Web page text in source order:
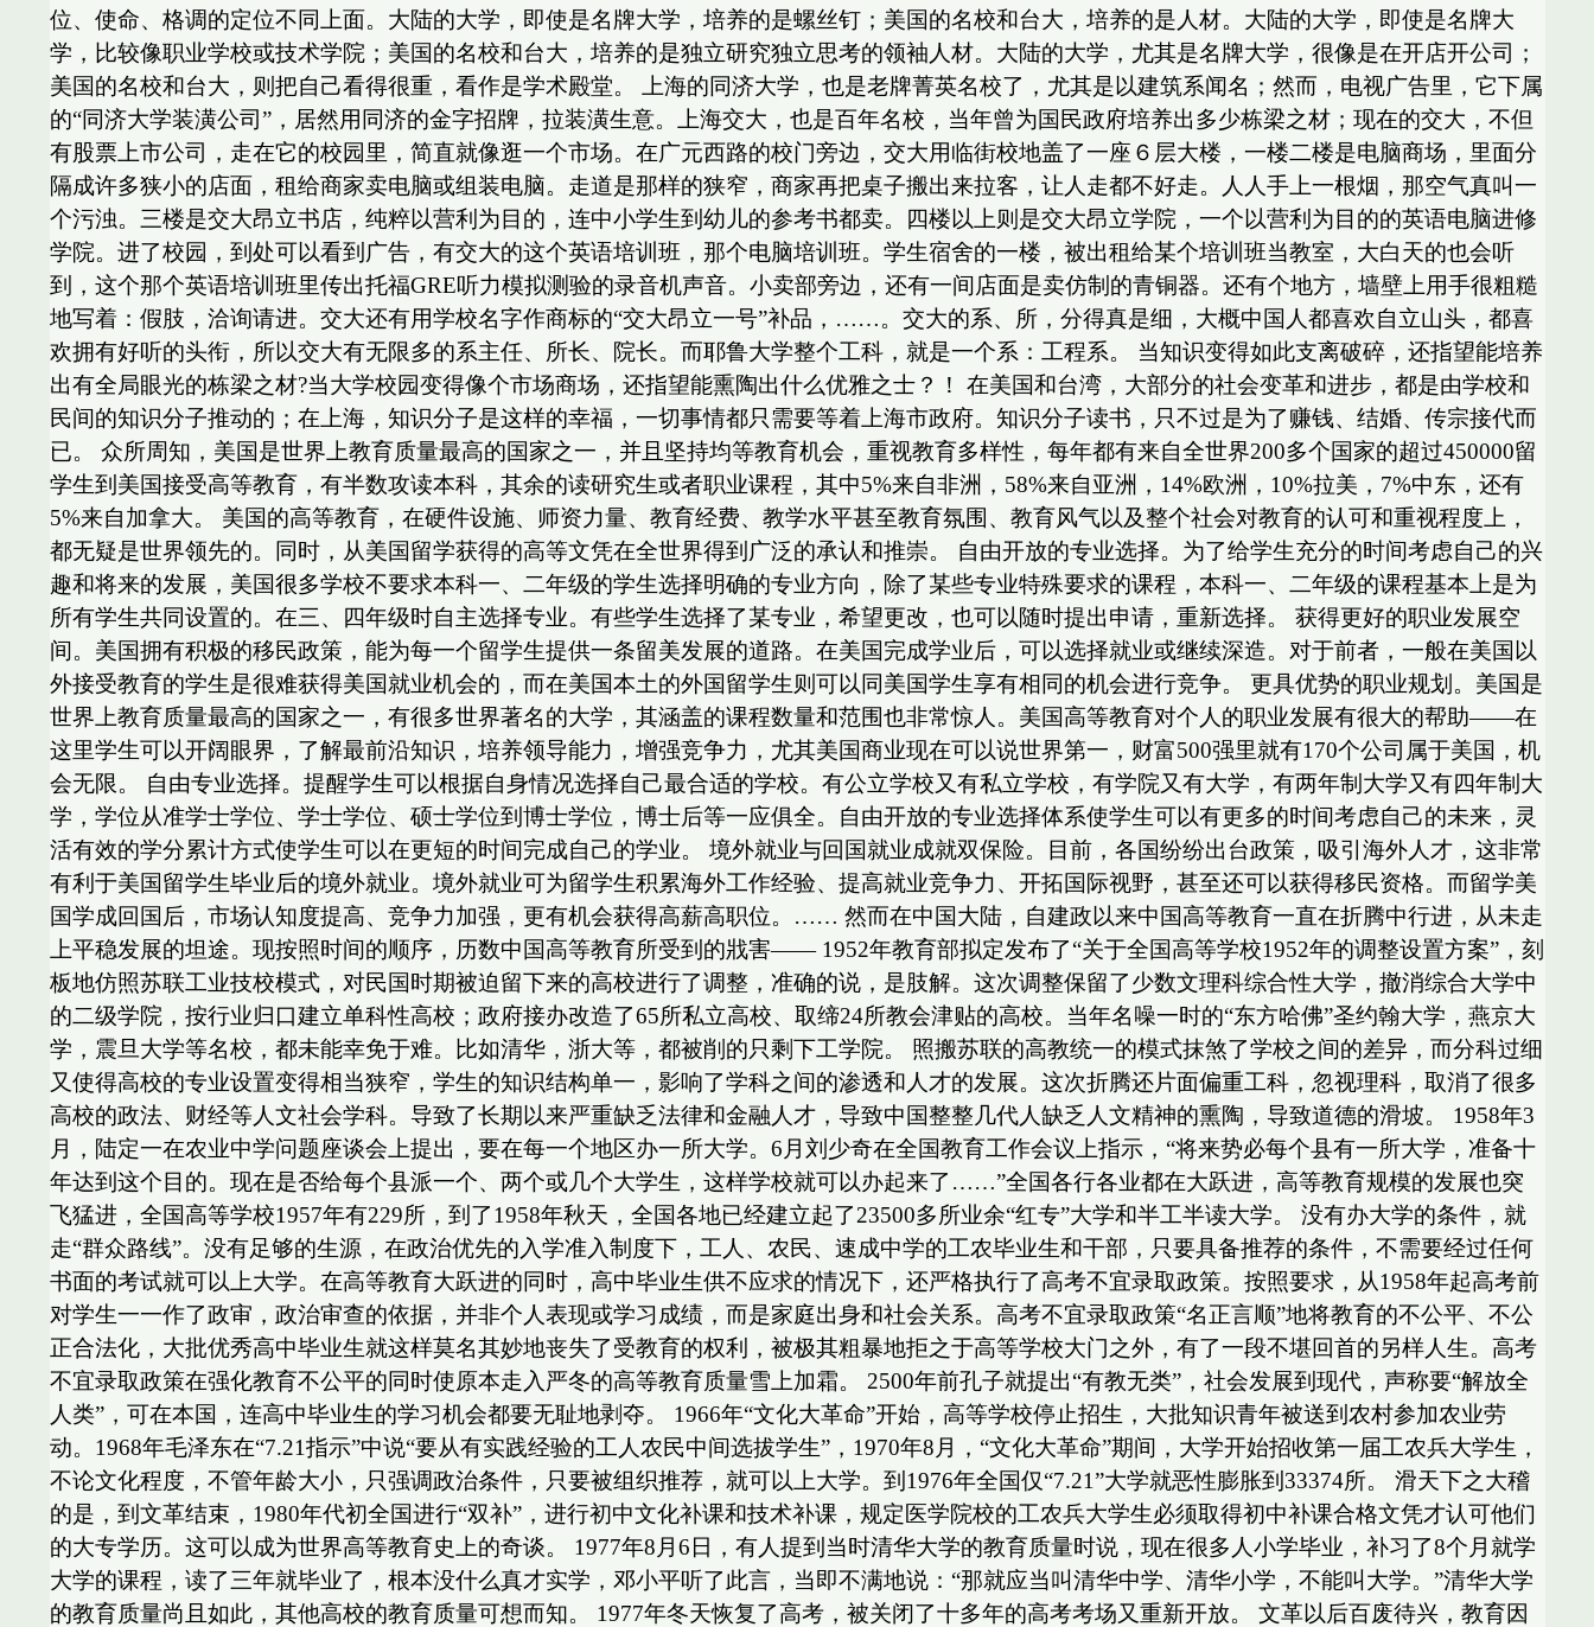
位、使命、格调的定位不同上面。大陆的大学，即使是名牌大学，培养的是螺丝钉；美国的名校和台大，培养的是人材。大陆的大学，即使是名牌大
学，比较像职业学校或技术学院；美国的名校和台大，培养的是独立研究独立思考的领袖人材。大陆的大学，尤其是名牌大学，很像是在开店开公司；
美国的名校和台大，则把自己看得很重，看作是学术殿堂。 上海的同济大学，也是老牌菁英名校了，尤其是以建筑系闻名；然而，电视广告里，它下属
的“同济大学装潢公司”，居然用同济的金字招牌，拉装潢生意。上海交大，也是百年名校，当年曾为国民政府培养出多少栋梁之材；现在的交大，不但
有股票上市公司，走在它的校园里，简直就像逛一个市场。在广元西路的校门旁边，交大用临街校地盖了一座６层大楼，一楼二楼是电脑商场，里面分
隔成许多狭小的店面，租给商家卖电脑或组装电脑。走道是那样的狭窄，商家再把桌子搬出来拉客，让人走都不好走。人人手上一根烟，那空气真叫一
个污浊。三楼是交大昂立书店，纯粹以营利为目的，连中小学生到幼儿的参考书都卖。四楼以上则是交大昂立学院，一个以营利为目的的英语电脑进修
学院。进了校园，到处可以看到广告，有交大的这个英语培训班，那个电脑培训班。学生宿舍的一楼，被出租给某个培训班当教室，大白天的也会听
到，这个那个英语培训班里传出托福GRE听力模拟测验的录音机声音。小卖部旁边，还有一间店面是卖仿制的青铜器。还有个地方，墙壁上用手很粗糙
地写着：假肢，洽询请进。交大还有用学校名字作商标的“交大昂立一号”补品，……。交大的系、所，分得真是细，大概中国人都喜欢自立山头，都喜
欢拥有好听的头衔，所以交大有无限多的系主任、所长、院长。而耶鲁大学整个工科，就是一个系：工程系。 当知识变得如此支离破碎，还指望能培养
出有全局眼光的栋梁之材?当大学校园变得像个市场商场，还指望能熏陶出什么优雅之士？！ 在美国和台湾，大部分的社会变革和进步，都是由学校和
民间的知识分子推动的；在上海，知识分子是这样的幸福，一切事情都只需要等着上海市政府。知识分子读书，只不过是为了赚钱、结婚、传宗接代而
已。 众所周知，美国是世界上教育质量最高的国家之一，并且坚持均等教育机会，重视教育多样性，每年都有来自全世界200多个国家的超过450000留
学生到美国接受高等教育，有半数攻读本科，其余的读研究生或者职业课程，其中5%来自非洲，58%来自亚洲，14%欧洲，10%拉美，7%中东，还有
5%来自加拿大。 美国的高等教育，在硬件设施、师资力量、教育经费、教学水平甚至教育氛围、教育风气以及整个社会对教育的认可和重视程度上，
都无疑是世界领先的。同时，从美国留学获得的高等文凭在全世界得到广泛的承认和推崇。 自由开放的专业选择。为了给学生充分的时间考虑自己的兴
趣和将来的发展，美国很多学校不要求本科一、二年级的学生选择明确的专业方向，除了某些专业特殊要求的课程，本科一、二年级的课程基本上是为
所有学生共同设置的。在三、四年级时自主选择专业。有些学生选择了某专业，希望更改，也可以随时提出申请，重新选择。 获得更好的职业发展空
间。美国拥有积极的移民政策，能为每一个留学生提供一条留美发展的道路。在美国完成学业后，可以选择就业或继续深造。对于前者，一般在美国以
外接受教育的学生是很难获得美国就业机会的，而在美国本土的外国留学生则可以同美国学生享有相同的机会进行竞争。 更具优势的职业规划。美国是
世界上教育质量最高的国家之一，有很多世界著名的大学，其涵盖的课程数量和范围也非常惊人。美国高等教育对个人的职业发展有很大的帮助——在
这里学生可以开阔眼界，了解最前沿知识，培养领导能力，增强竞争力，尤其美国商业现在可以说世界第一，财富500强里就有170个公司属于美国，机
会无限。 自由专业选择。提醒学生可以根据自身情况选择自己最合适的学校。有公立学校又有私立学校，有学院又有大学，有两年制大学又有四年制大
学，学位从准学士学位、学士学位、硕士学位到博士学位，博士后等一应俱全。自由开放的专业选择体系使学生可以有更多的时间考虑自己的未来，灵
活有效的学分累计方式使学生可以在更短的时间完成自己的学业。 境外就业与回国就业成就双保险。目前，各国纷纷出台政策，吸引海外人才，这非常
有利于美国留学生毕业后的境外就业。境外就业可为留学生积累海外工作经验、提高就业竞争力、开拓国际视野，甚至还可以获得移民资格。而留学美
国学成回国后，市场认知度提高、竞争力加强，更有机会获得高薪高职位。…… 然而在中国大陆，自建政以来中国高等教育一直在折腾中行进，从未走
上平稳发展的坦途。现按照时间的顺序，历数中国高等教育所受到的戕害—— 1952年教育部拟定发布了“关于全国高等学校1952年的调整设置方案”，刻
板地仿照苏联工业技校模式，对民国时期被迫留下来的高校进行了调整，准确的说，是肢解。这次调整保留了少数文理科综合性大学，撤消综合大学中
的二级学院，按行业归口建立单科性高校；政府接办改造了65所私立高校、取缔24所教会津贴的高校。当年名噪一时的“东方哈佛”圣约翰大学，燕京大
学，震旦大学等名校，都未能幸免于难。比如清华，浙大等，都被削的只剩下工学院。 照搬苏联的高教统一的模式抹煞了学校之间的差异，而分科过细
又使得高校的专业设置变得相当狭窄，学生的知识结构单一，影响了学科之间的渗透和人才的发展。这次折腾还片面偏重工科，忽视理科，取消了很多
高校的政法、财经等人文社会学科。导致了长期以来严重缺乏法律和金融人才，导致中国整整几代人缺乏人文精神的熏陶，导致道德的滑坡。 1958年3
月，陆定一在农业中学问题座谈会上提出，要在每一个地区办一所大学。6月刘少奇在全国教育工作会议上指示，“将来势必每个县有一所大学，准备十
年达到这个目的。现在是否给每个县派一个、两个或几个大学生，这样学校就可以办起来了……”全国各行各业都在大跃进，高等教育规模的发展也突
飞猛进，全国高等学校1957年有229所，到了1958年秋天，全国各地已经建立起了23500多所业余“红专”大学和半工半读大学。 没有办大学的条件，就
走“群众路线”。没有足够的生源，在政治优先的入学准入制度下，工人、农民、速成中学的工农毕业生和干部，只要具备推荐的条件，不需要经过任何
书面的考试就可以上大学。在高等教育大跃进的同时，高中毕业生供不应求的情况下，还严格执行了高考不宜录取政策。按照要求，从1958年起高考前
对学生一一作了政审，政治审查的依据，并非个人表现或学习成绩，而是家庭出身和社会关系。高考不宜录取政策“名正言顺”地将教育的不公平、不公
正合法化，大批优秀高中毕业生就这样莫名其妙地丧失了受教育的权利，被极其粗暴地拒之于高等学校大门之外，有了一段不堪回首的另样人生。高考
不宜录取政策在强化教育不公平的同时使原本走入严冬的高等教育质量雪上加霜。 2500年前孔子就提出“有教无类”，社会发展到现代，声称要“解放全
人类”，可在本国，连高中毕业生的学习机会都要无耻地剥夺。 1966年“文化大革命”开始，高等学校停止招生，大批知识青年被送到农村参加农业劳
动。1968年毛泽东在“7.21指示”中说“要从有实践经验的工人农民中间选拔学生”，1970年8月，“文化大革命”期间，大学开始招收第一届工农兵大学生，
不论文化程度，不管年龄大小，只强调政治条件，只要被组织推荐，就可以上大学。到1976年全国仅“7.21”大学就恶性膨胀到33374所。 滑天下之大稽
的是，到文革结束，1980年代初全国进行“双补”，进行初中文化补课和技术补课，规定医学院校的工农兵大学生必须取得初中补课合格文凭才认可他们
的大专学历。这可以成为世界高等教育史上的奇谈。 1977年8月6日，有人提到当时清华大学的教育质量时说，现在很多人小学毕业，补习了8个月就学
大学的课程，读了三年就毕业了，根本没什么真才实学，邓小平听了此言，当即不满地说：“那就应当叫清华中学、清华小学，不能叫大学。”清华大学
的教育质量尚且如此，其他高校的教育质量可想而知。 1977年冬天恢复了高考，被关闭了十多年的高考考场又重新开放。 文革以后百废待兴，教育因